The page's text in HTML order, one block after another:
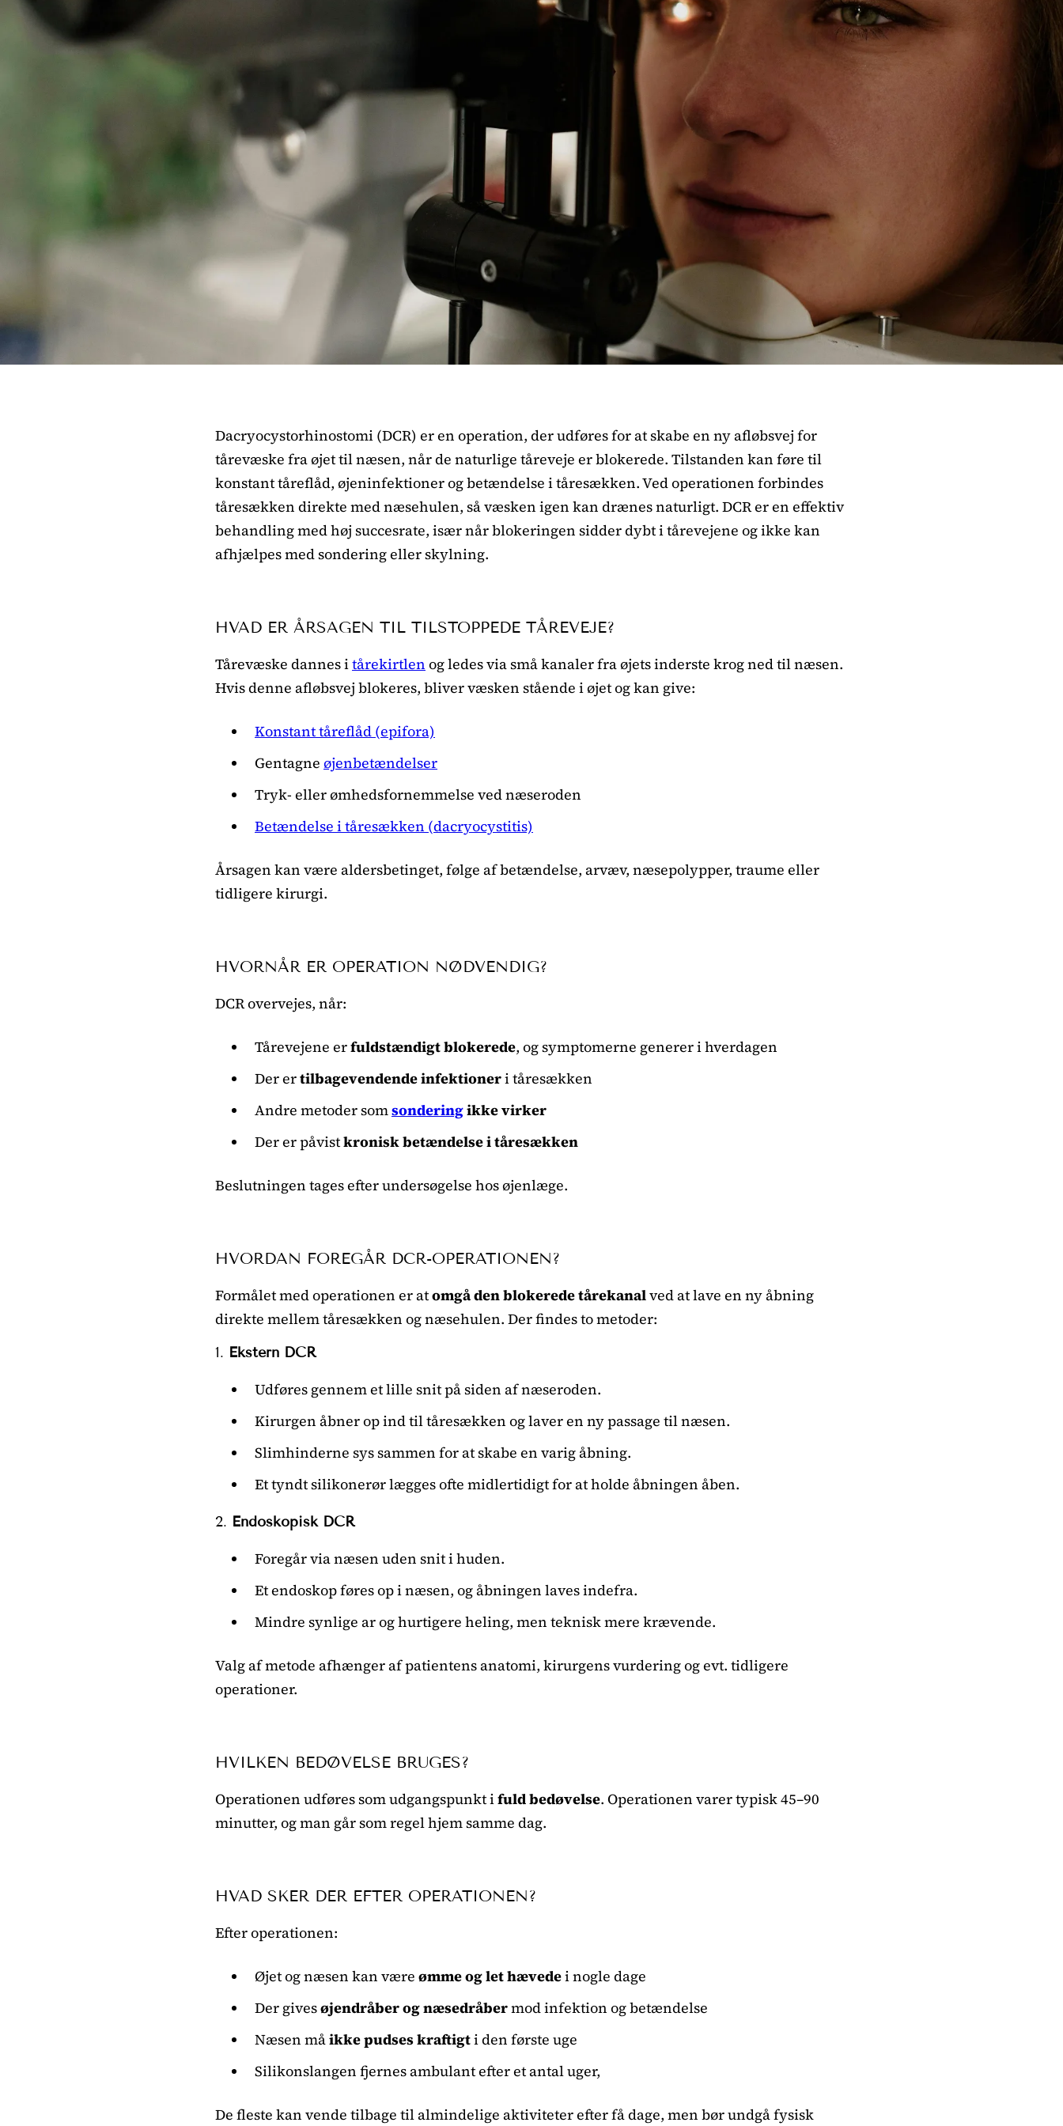
Dacryocystorhinostomi (DCR) er en operation, der udføres for at skabe en ny afløbsvej for
tårevæske fra øjet til næsen, når de naturlige tåreveje er blokerede. Tilstanden kan føre til
konstant tåreflåd, øjeninfektioner og betændelse i tåresækken. Ved operationen forbindes
tåresækken direkte med næsehulen, så væsken igen kan drænes naturligt. DCR er en effektiv
behandling med høj succesrate, især når blokeringen sidder dybt i tårevejene og ikke kan
afhjælpes med sondering eller skylning.
HVAD ER ÅRSAGEN TIL TILSTOPPEDE TÅREVEJE?
Tårevæske dannes itårekirtlen og ledes via små kanaler fra øjets inderste krog ned til næsen.
Hvis denne afløbsvej blokeres, bliver væsken stående i øjet og kan give:
Konstant tåreflåd (epifora)
Gentagne øjenbetændelser
Tryk- eller ømhedsfornemmelse ved næseroden
Betændelse i tåresækken (dacryocystitis)
Årsagen kan være aldersbetinget, følge af betændelse, arvæv, næsepolypper, traume eller
tidligere kirurgi.
HVORNÅR ER OPERATION NØDVENDIG?
DCR overvejes, når:
Tårevejene erfuldstændigt blokerede, og symptomerne generer i hverdagen
Der ertilbagevendende infektioneri tåresækken
Andre metoder somsonderingikke virker
Der er påvistkronisk betændelse i tåresækken
Beslutningen tages efter undersøgelse hos øjenlæge.
HVORDAN FOREGÅR DCR-OPERATIONEN?
Formålet med operationen er atomgå den blokerede tårekanalved at lave en ny åbning
direkte mellem tåresækken og næsehulen. Der findes to metoder:
1. Ekstern DCR
Udføres gennem et lille snit på siden af næseroden.
Kirurgen åbner op ind til tåresækken og laver en ny passage til næsen.
Slimhinderne sys sammen for at skabe en varig åbning.
Et tyndt silikonerør lægges ofte midlertidigt for at holde åbningen åben.
2. Endoskopisk DCR
Foregår via næsen uden snit i huden.
Et endoskop føres op i næsen, og åbningen laves indefra.
Mindre synlige ar og hurtigere heling, men teknisk mere krævende.
Valg af metode afhænger af patientens anatomi, kirurgens vurdering og evt. tidligere
operationer.
HVILKEN BEDØVELSE BRUGES?
Operationen udføres som udgangspunkt ifuld bedøvelse. Operationen varer typisk 45–90
minutter, og man går som regel hjem samme dag.
HVAD SKER DER EFTER OPERATIONEN?
Efter operationen:
Øjet og næsen kan være ømme og let hævedei nogle dage
Der givesøjendråber og næsedråbermod infektion og betændelse
Næsen måikke pudses kraftigti den første uge
Silikonslangen fjernes ambulant efter et antal uger,
De fleste kan vende tilbage til almindelige aktiviteter efter få dage, men bør undgå fysisk